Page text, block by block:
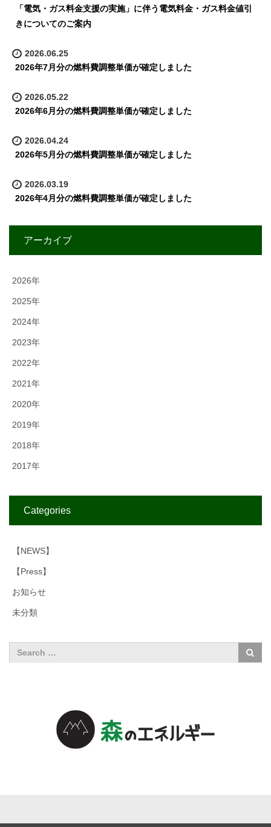
「電気・ガス料金支援の実施」に伴う電気料金・ガス料金値引
きについてのご案内
2026.06.25
2026年7月分の燃料費調整単価が確定しました
2026.05.22
2026年6月分の燃料費調整単価が確定しました
2026.04.24
2026年5月分の燃料費調整単価が確定しました
2026.03.19
2026年4月分の燃料費調整単価が確定しました
アーカイブ
2026年
2025年
2024年
2023年
2022年
2021年
2020年
2019年
2018年
2017年
Categories
【NEWS】
【Press】
お知らせ
未分類